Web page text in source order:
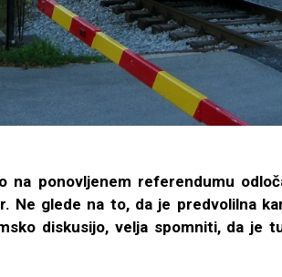
na ponovljenem referendumu
Ne glede na to, da je predvolilna
diskusijo, velja spomniti, da je